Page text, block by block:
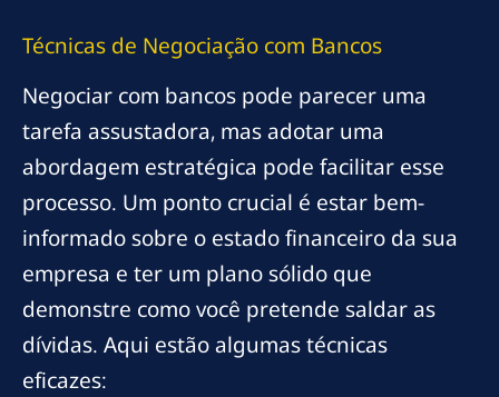
Técnicas de Negociação com Bancos
Negociar com bancos pode parecer uma
tarefa assustadora, mas adotar uma
abordagem estratégica pode facilitar esse
processo. Um ponto crucial é estar bem-
informado sobre o estado financeiro da sua
empresa e ter um plano sólido que
demonstre como você pretende saldar as
dívidas. Aqui estão algumas técnicas
eficazes: